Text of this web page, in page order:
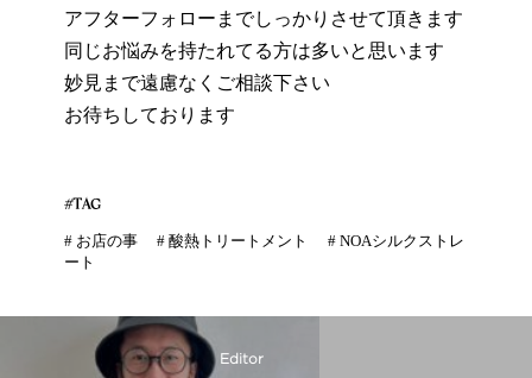
アフターフォローまでしっかりさせて頂きます
同じお悩みを持たれてる方は多いと思います
妙見まで遠慮なくご相談下さい
お待ちしております
#TAG
# お店の事 #酸熱トリートメント # NOAシルクストレ
ート
Editor